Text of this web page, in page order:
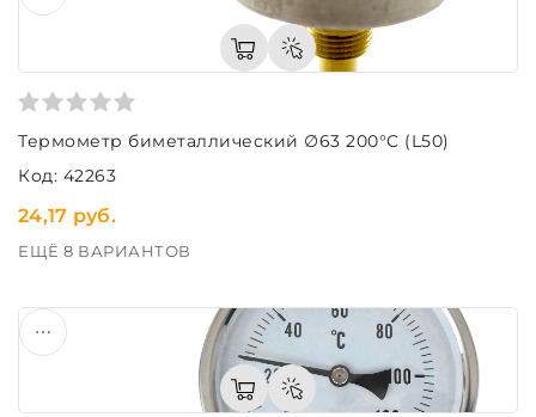
Термометр биметаллический ∅63 200°C (L50)
Код: 42263
24,17 руб.
ЕЩЁ 8 ВАРИАНТОВ